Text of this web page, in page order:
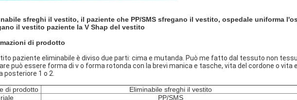
sfreghi il vestito, il paziente che PP/SMS sfregano il vestito, ospedale uniforma
il vestito paziente la V Shap del vestito
di prodotto
paziente eliminabile è diviso due parti: cima e mutanda. Può me fatto dal tessuto non
può essere forma di v o forma rotonda con la brevi manica e tasche, vita del cordone o vita
posteriore 1 o 2.
di prodotto
Eliminabile sfreghi il vestito
PP/SMS